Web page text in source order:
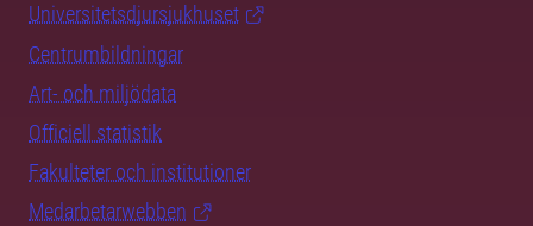
Universitetsdjursjukhuset
Centrumbildningar
Art- och miljödata
Officiell statistik
Fakulteter och institutioner
Medarbetarwebben